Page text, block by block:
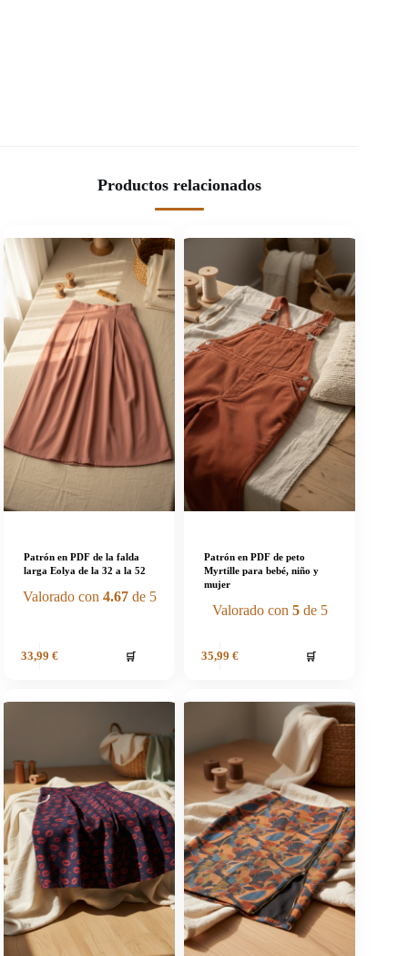
Productos relacionados
Patrón en PDF de la falda
larga Eolya de la 32 a la 52
Valorado con 4.67de 5
33,99 € 🛒
Patrón en PDF de peto
Myrtille para bebé, niño y
mujer
Valorado con 5de 5
35,99 € 🛒